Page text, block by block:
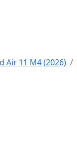
Air 11 M4 (2026)